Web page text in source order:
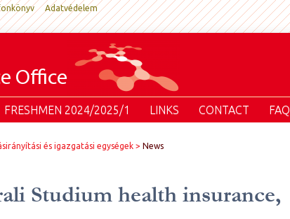
Adatvédelem
Office
FRESHMEN 2024/2025/1 LINKS CONTACT FAQ
és igazgatási egységek News
Studium health insurance,